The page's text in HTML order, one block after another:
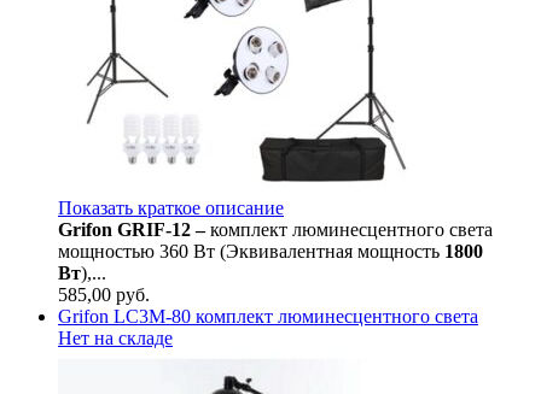
Показать краткое описание
Grifon GRIF-12 –комплект люминесцентного света
мощностью 360 Вт (Эквивалентная мощность 1800
Вт),...
585,00 руб.
Grifon LC3M-80 комплект люминесцентного света
Нет на складе